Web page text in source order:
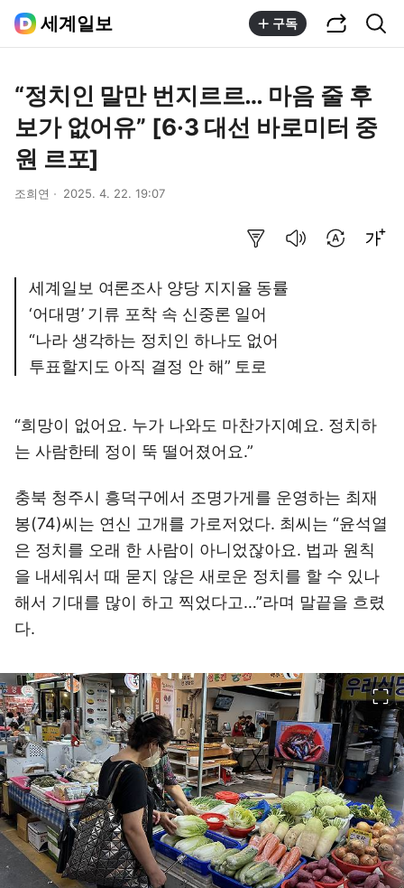
세계일보 구독
“정치인 말만 번지르르… 마음 줄 후
보가 없어유” [6·3 대선 바로미터 중
원 르포]
조희연 2025. 4. 22. 19:07
세계일보 여론조사 양당 지지율 동률
‘어대명’ 기류 포착 속 신중론 일어
“나라 생각하는 정치인 하나도 없어
투표할지도 아직 결정 안 해” 토로
“희망이 없어요. 누가 나와도 마찬가지예요. 정치하
는 사람한테 정이 뚝 떨어졌어요.”
충북 청주시 흥덕구에서 조명가게를 운영하는 최재
봉(74)씨는 연신 고개를 가로저었다. 최씨는 “윤석열
은 정치를 오래 한 사람이 아니었잖아요. 법과 원칙
을 내세워서 때 묻지 않은 새로운 정치를 할 수 있나
해서 기대를 많이 하고 찍었다고…”라며 말끝을 흐렸
다.